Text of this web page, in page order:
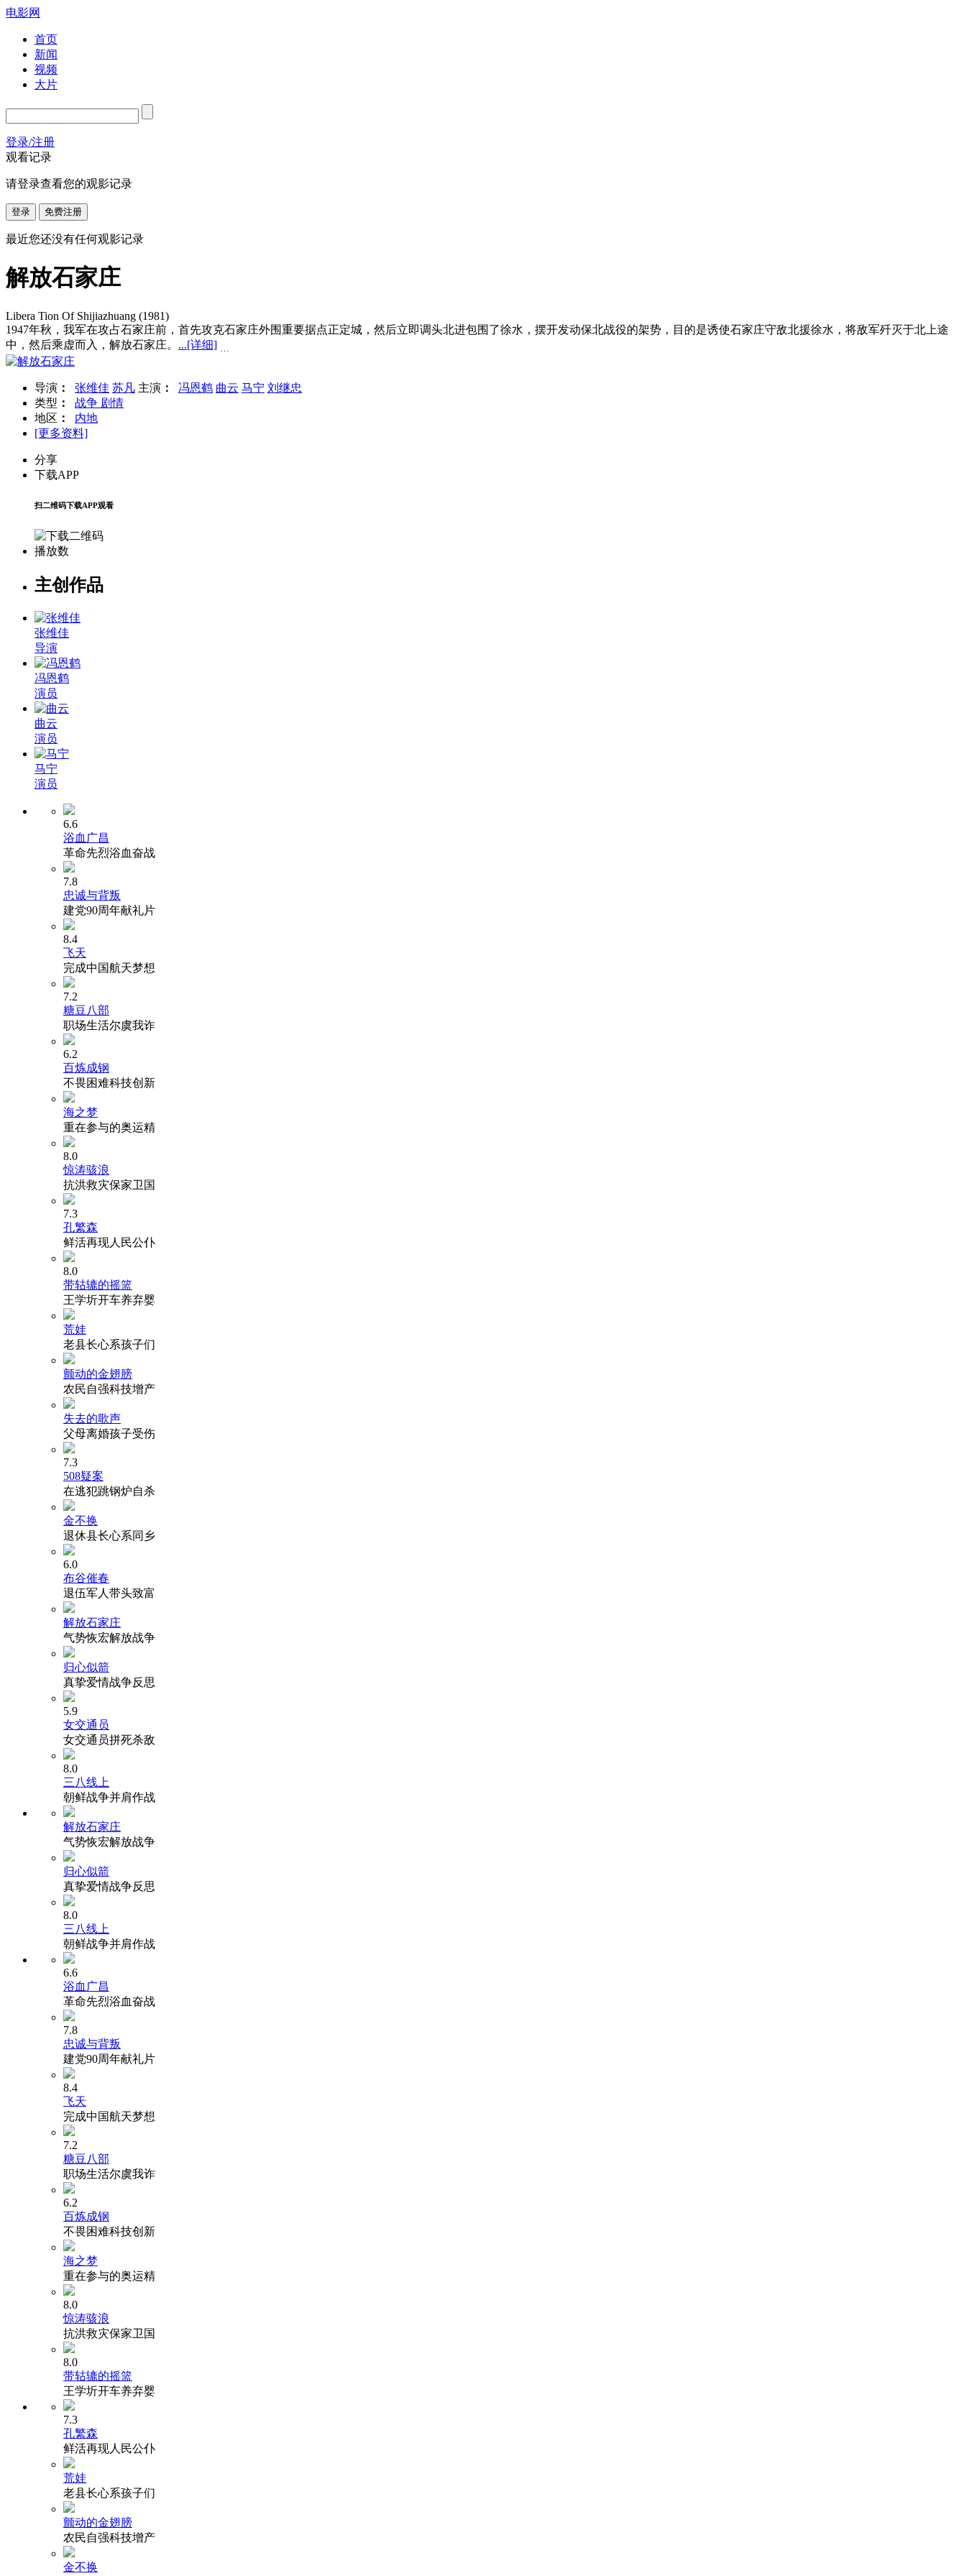
电影网
首页
新闻
视频
大片
登录/注册
观看记录
请登录查看您的观影记录
登录 免费注册
最近您还没有任何观影记录
解放石家庄
Libera Tion Of Shijiazhuang (1981)
1947年秋，我军在攻占石家庄前，首先攻克石家庄外围重要据点正定城，然后立即调头北进包围了徐水，摆开发动保北战役的架势，目的是诱使石家庄守敌北援徐水，将敌军歼灭于北上途
中，然后乘虚而入，解放石家庄。 ...[详细] …
导演 ： 张维佳 苏凡 主演 ： 冯恩鹤 曲云 马宁 刘继忠
类型 ： 战争 剧情
地区 ：
内地
[更多资料]
分享
下载APP
扫二维码下载APP观看
播放数
主创作品
张维佳
导演
冯恩鹤
演员
曲云
演员
马宁
演员
6.6
浴血广昌
革命先烈浴血奋战
7.8
忠诚与背叛
建党90周年献礼片
8.4
飞天
完成中国航天梦想
7.2
糖豆八部
职场生活尔虞我诈
6.2
百炼成钢
不畏困难科技创新
海之梦
重在参与的奥运精
8.0
惊涛骇浪
抗洪救灾保家卫国
7.3
孔繁森
鲜活再现人民公仆
8.0
带轱辘的摇篮
王学圻开车养弃婴
荒娃
老县长心系孩子们
颤动的金翅膀
农民自强科技增产
失去的歌声
父母离婚孩子受伤
7.3
508疑案
在逃犯跳钢炉自杀
金不换
退休县长心系同乡
6.0
布谷催春
退伍军人带头致富
解放石家庄
气势恢宏解放战争
归心似箭
真挚爱情战争反思
5.9
女交通员
女交通员拼死杀敌
8.0
三八线上
朝鲜战争并肩作战
解放石家庄
气势恢宏解放战争
归心似箭
真挚爱情战争反思
8.0
三八线上
朝鲜战争并肩作战
6.6
浴血广昌
革命先烈浴血奋战
7.8
忠诚与背叛
建党90周年献礼片
8.4
飞天
完成中国航天梦想
7.2
糖豆八部
职场生活尔虞我诈
6.2
百炼成钢
不畏困难科技创新
海之梦
重在参与的奥运精
8.0
惊涛骇浪
抗洪救灾保家卫国
8.0
带轱辘的摇篮
王学圻开车养弃婴
7.3
孔繁森
鲜活再现人民公仆
荒娃
老县长心系孩子们
颤动的金翅膀
农民自强科技增产
金不换